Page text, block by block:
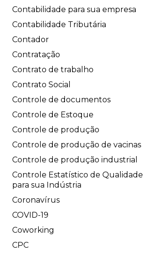
Contabilidade para sua empresa
Contabilidade Tributária
Contador
Contratação
Contrato de trabalho
Contrato Social
Controle de documentos
Controle de Estoque
Controle de produção
Controle de produção de vacinas
Controle de produção industrial
Controle Estatístico de Qualidade
para sua Indústria
Coronavírus
COVID-19
Coworking
CPC